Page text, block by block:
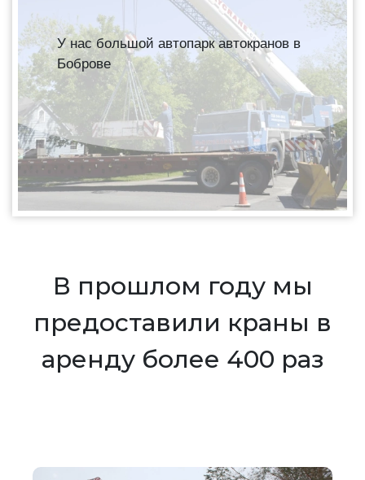
У нас большой автопарк автокранов в
Боброве
В прошлом году мы
предоставили краны в
аренду более 400 раз